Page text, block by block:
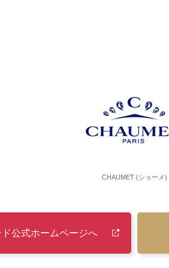
CHAUMET (ショーメ)
公式ホームページへ